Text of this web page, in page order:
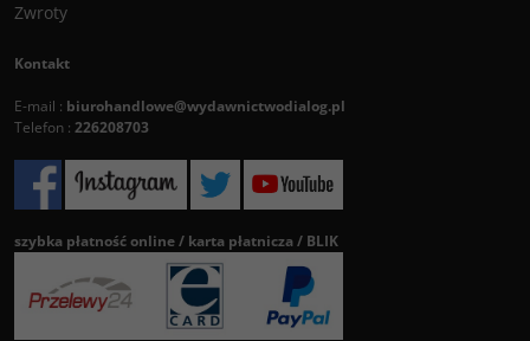
Zwroty
Kontakt
E-mail : biurohandlowe@wydawnictwodialog.pl
Telefon : 226208703
szybka płatność online / karta płatnicza / BLIK